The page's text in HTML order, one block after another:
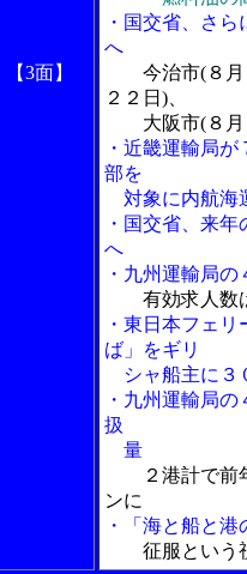
【3面】
・国交省、さ
へ
今治市(８
２２日)、
大阪市(８月
・近畿運輸局
部を
対象に内航海
・国交省、来
へ
・九州運輸局
有効求人数
・東日本フェ
ば」をギリ
シャ船主に３
・九州運輸局
扱
量
２港計で前年
ンに
・「海と船と
征服とい